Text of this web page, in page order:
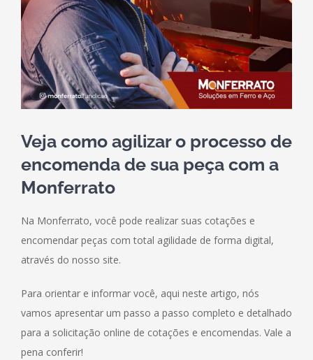
Veja como agilizar o processo de
encomenda de sua peça com a
Monferrato
Na Monferrato, você pode realizar suas cotações e
encomendar peças com total agilidade de forma digital,
através do nosso site.
Para orientar e informar você, aqui neste artigo, nós
vamos apresentar um passo a passo completo e detalhado
para a solicitação online de cotações e encomendas. Vale a
pena conferir!